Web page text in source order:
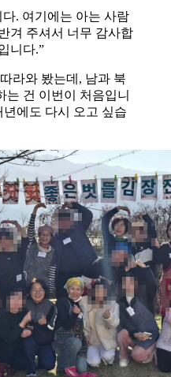
. 여기에는 아는 사람
겨 주셔서 너무 감사합
니다.”
라와 봤는데, 남과 북
는 건 이번이 처음입니
에도 다시 오고 싶습